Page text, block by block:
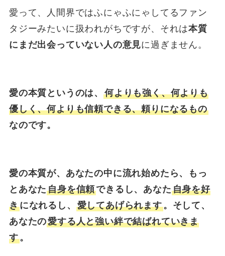
愛って、人間界ではふにゃふにゃしてるファン
タジーみたいに扱われがちですが、それは本質
にまだ出会っていない人の意見に過ぎません。
愛の本質というのは、 何よりも強く、何よりも
優しく、何よりも信頼できる、頼りになるもの
なのです。
愛の本質が、あなたの中に流れ始めたら、もっ
とあなた自身を信頼できるし、あなた自身を好
きになれるし、 愛してあげられます。そして、
あなたの愛する人と強い絆で結ばれていきま
す。